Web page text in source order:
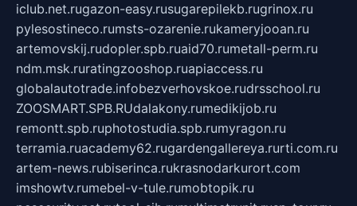
iclub.net.rugazon-easy.rusugarepilekb.rugrinox.ru
pylesostineco.rumsts-ozarenie.rukameryjooan.ru
artemovskij.rudopler.spb.ruaid70.rumetall-perm.ru
ndm.msk.ruratingzooshop.ruapiaccess.ru
globalautotrade.infobezverhovskoe.rudrsschool.ru
ZOOSMART.SPB.RUdalakony.rumedikijob.ru
remontt.spb.ruphotostudia.spb.rumyragon.ru
terramia.ruacademy62.rugardengallereya.rurti.com.ru
artem-news.rubiserinca.rukrasnodarkurort.com
imshowtv.rumebel-v-tule.rumobtopik.ru